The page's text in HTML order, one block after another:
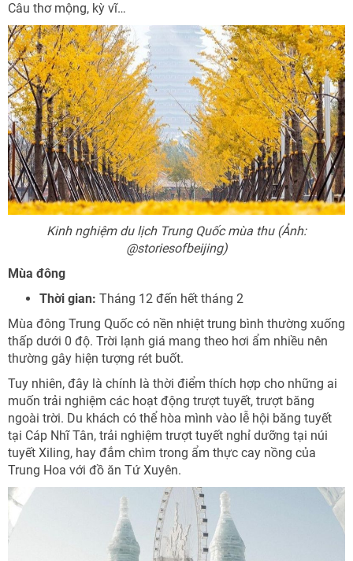
Câu thơ mộng, kỳ vĩ…
Kinh nghiệm du lịch Trung Quốc mùa thu (Ảnh:
@storiesofbeijing)
Mùa đông
Thời gian: Tháng 12 đến hết tháng 2
Mùa đông Trung Quốc có nền nhiệt trung bình thường xuống
thấp dưới 0 độ. Trời lạnh giá mang theo hơi ẩm nhiều nên
thường gây hiện tượng rét buốt.
Tuy nhiên, đây là chính là thời điểm thích hợp cho những ai
muốn trải nghiệm các hoạt động trượt tuyết, trượt băng
ngoài trời. Du khách có thể hòa mình vào lễ hội băng tuyết
tại Cáp Nhĩ Tân, trải nghiệm trượt tuyết nghỉ dưỡng tại núi
tuyết Xiling, hay đắm chìm trong ẩm thực cay nồng của
Trung Hoa với đồ ăn Tứ Xuyên.